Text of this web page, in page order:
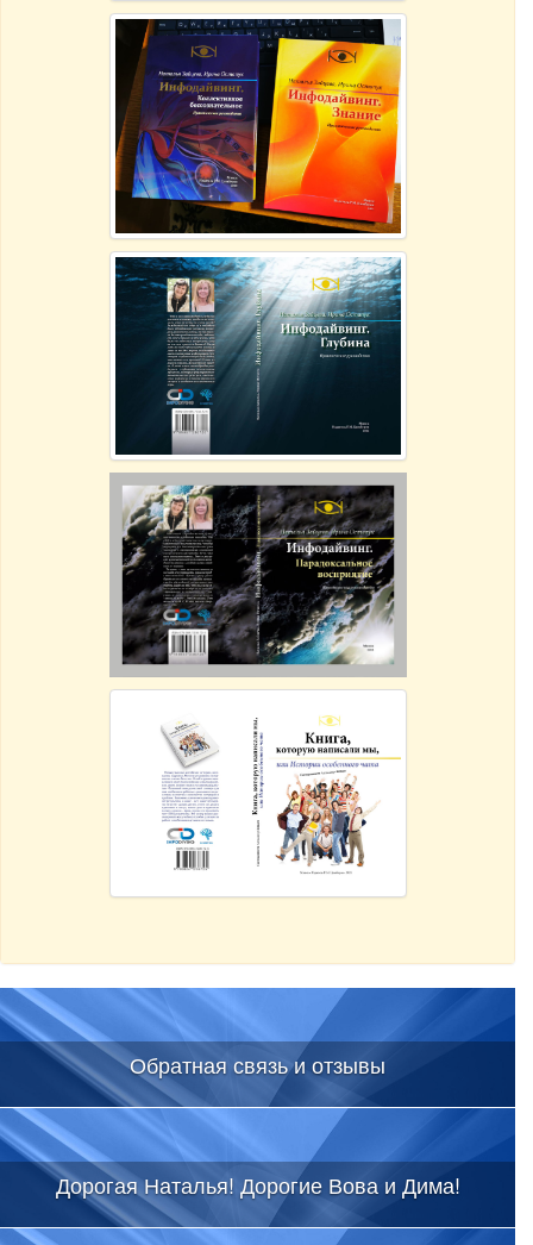
Обратная связь и отзывы
Дорогая Наталья! Дорогие Вова и Дима!